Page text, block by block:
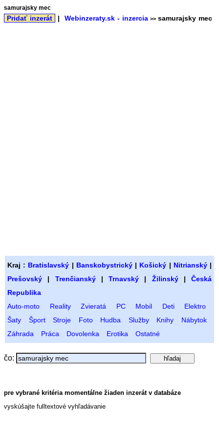
samurajsky mec
Pridať inzerát | Webinzeraty.sk - inzercia >> samurajsky mec
Kraj : Bratislavský | Banskobystrický| Košický | Nitrianský|
Prešovský | Trenčianský| Trnavský | Žilinský| Česká
Republika
Auto-moto
Reality Zvieratá PC Mobil Deti
Elektro
Šaty
Šport Stroje Foto Hudba Služby Knihy
Nábytok
Záhrada
Práca Dovolenka Erotika Ostatné
čo:
pre vybrané kritéria momentálne žiaden inzerát v databáze
vyskúšajte fulltextové vyhľadávanie